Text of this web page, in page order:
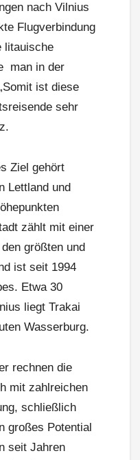
nach Vilnius
Flugverbindung
litauische
man in der
ist diese
sehr
Ziel gehört
Lettland und
zählt mit einer
größten und
ist seit 1994
Etwa 30
liegt Trakai
Wasserburg.
rechnen die
mit zahlreichen
schließlich
großes Potential
seit Jahren